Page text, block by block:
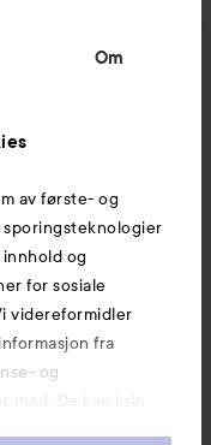
Om
av første- og
og
for sosiale
videreformidler
fra
og
med. De kan i sin